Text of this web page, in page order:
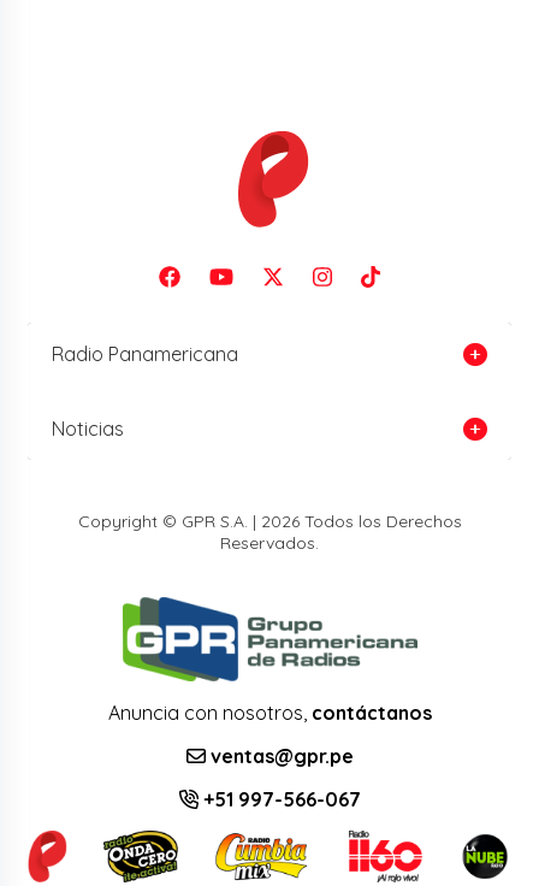
Radio Panamericana
Noticias
Copyright © GPR S.A. | 2026 Todos los Derechos
Reservados.
Anuncia con nosotros, contáctanos
ventas@gpr.pe
+51 997-566-067